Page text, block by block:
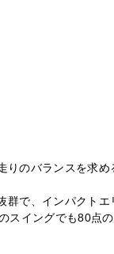
りのバランスを求め
で、インパクト
イングでも80点